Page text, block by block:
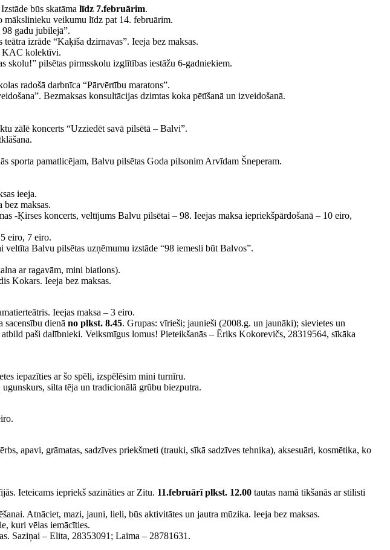
būs skatāma līdz 7.februārim.
mākslinieku veikumu līdz pat 14. februārim.
gadu jubilejā”.
izrāde “Kaķīša dzirnavas”. Ieeja bez maksas.
KAC kolektīvi.
pilsētas pirmsskolu izglītības iestāžu 6-gadniekiem.
radošā darbnīca “Pārvērtību maratons”.
Bezmaksas konsultācijas dzimtas koka pētīšanā un izveidošanā.
zālē koncerts “Uzziedēt savā pilsētā – Balvi”.
sporta pamatlicējam, Balvu pilsētas Goda pilsonim Arvīdam Šneperam.
ieeja.
bez maksas.
-Ķirses koncerts, veltījums Balvu pilsētai – 98. Ieejas maksa iepriekšpārdošanā – 10 eiro,
eiro, 7 eiro.
Balvu pilsētas uzņēmumu izstāde “98 iemesli būt Balvos”.
ar ragavām, mini biatlons).
Kokars. Ieeja bez maksas.
Ieejas maksa – 3 eiro.
sacensību dienā no plkst. 8.45. Grupas: vīrieši; jaunieši (2008.g. un jaunāki); sievietes un
paši dalībnieki. Veiksmīgus lomus! Pieteikšanās – Ēriks Kokorevičs, 28319564, sīkāka
iepazīties ar šo spēli, izspēlēsim mini turnīru.
silta tēja un tradicionālā grūbu biezputra.
apavi, grāmatas, sadzīves priekšmeti (trauki, sīkā sadzīves tehnika), aksesuāri, kosmētika, ko
Ieteicams iepriekš sazināties ar Zitu. 11.februārī plkst. 12.00 tautas namā tikšanās ar stilisti
Atnāciet, mazi, jauni, lieli, būs aktivitātes un jautra mūzika. Ieeja bez maksas.
kuri vēlas iemācīties.
Saziņai – Elita, 28353091; Laima – 28781631.